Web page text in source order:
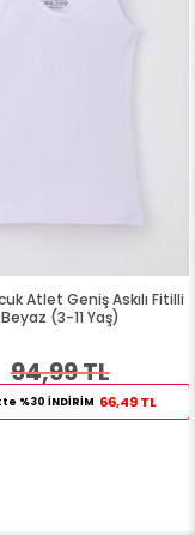
Atlet Geniş Askılı Fitilli
Beyaz (3-11 Yaş)
94,99 TL
%30 İNDİRİM 66,49 TL